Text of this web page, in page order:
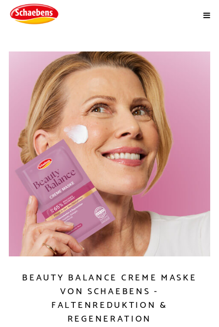
BEAUTY BALANCE CREME MASKE
VON SCHAEBENS -
FALTENREDUKTION &
REGENERATION